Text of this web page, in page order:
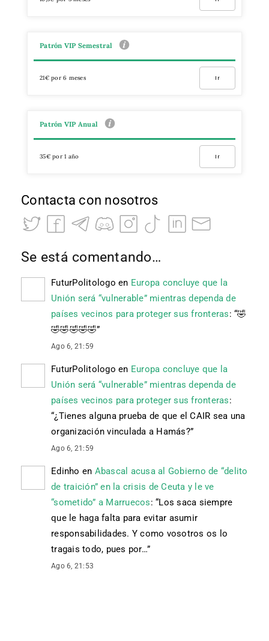
Patrón VIP Semestral
21€ por 6 meses Ir
Patrón VIP Anual
35€ por 1 año Ir
Contacta con nosotros
Se está comentando…
FuturPolitologo en Europa concluye que la
Unión será “vulnerable” mientras dependa de
países vecinos para proteger sus fronteras: “🤣
🤣🤣🤣🤣🤣”
Ago 6, 21:59
FuturPolitologo en Europa concluye que la
Unión será “vulnerable” mientras dependa de
países vecinos para proteger sus fronteras:
“¿Tienes alguna prueba de que el CAIR sea una
organización vinculada a Hamás?”
Ago 6, 21:59
Edinho en Abascal acusa al Gobierno de “delito
de traición” en la crisis de Ceuta y le ve
“sometido” a Marruecos: “Los saca siempre
que le haga falta para evitar asumir
responsabilidades. Y como vosotros os lo
tragais todo, pues por…”
Ago 6, 21:53